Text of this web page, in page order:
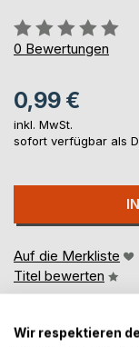
Bewertung::
0%
0 Bewertungen
0,99 €
inkl. MwSt.
sofort verfügbar als
Auf die Merkliste
Titel bewerten
Wir respektieren